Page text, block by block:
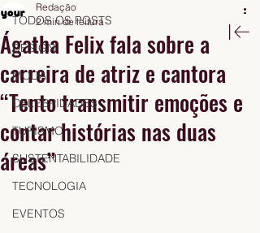
TODOS OS POSTS
DESIGN
MODA
CELEBRIDADES
TURISMO
SUSTENTABILIDADE
TECNOLOGIA
EVENTOS
Ágatha Felix fala sobre a
carreira de atriz e cantora
“Tento transmitir emoções e
contar histórias nas duas
áreas”
Redação
2 min de leitura